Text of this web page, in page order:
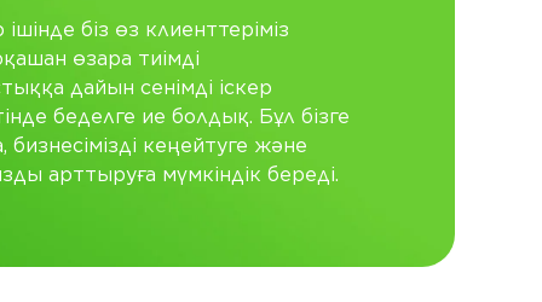
біз өз клиенттеріміз
өзара тиімді
дайын сенімді іскер
беделге ие болдық. Бұл бізге
бизнесімізді кеңейтуге және
арттыруға мүмкіндік береді.